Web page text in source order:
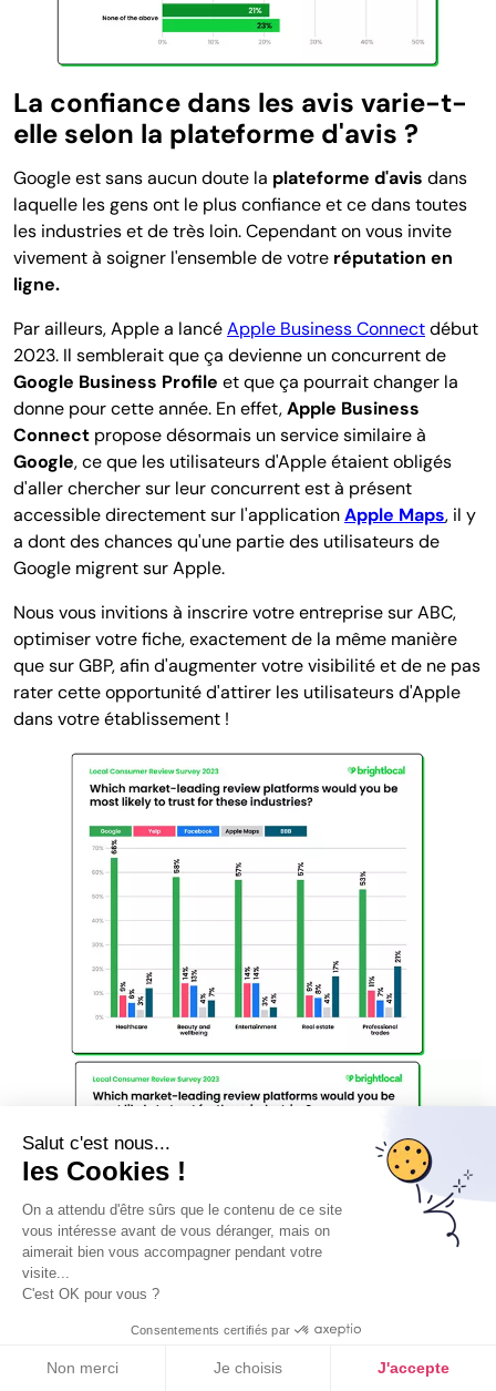
Salut c'est nous...
les Cookies !
On a attendu d'être sûrs que le contenu de ce site
vous intéresse avant de vous déranger, mais on
aimerait bien vous accompagner pendant votre
visite...
C'est OK pour vous ?
Consentements certifiés par
Non merci Je choisis J'accepte
La confiance dans les avis varie-t-
elle selon la plateforme d'avis ?
Google est sans aucun doute la plateforme d'avis dans
laquelle les gens ont le plus confiance et ce dans toutes
les industries et de très loin. Cependant on vous invite
vivement à soigner l'ensemble de votre réputation en
ligne.
Par ailleurs, Apple a lancéApple Business Connectdébut
2023. Il semblerait que ça devienne un concurrent de
Google Business Profile et que ça pourrait changer la
donne pour cette année. En effet,Apple Business
Connect propose désormais un service similaire à
Google, ce que les utilisateurs d'Apple étaient obligés
d'aller chercher sur leur concurrent est à présent
accessible directement sur l'applicationApple Maps, il y
a dont des chances qu'une partie des utilisateurs de
Google migrent sur Apple.
Nous vous invitions à inscrire votre entreprise sur ABC,
optimiser votre fiche, exactement de la même manière
que sur GBP, afin d'augmenter votre visibilité et de ne pas
rater cette opportunité d'attirer les utilisateurs d'Apple
dans votre établissement !
Outil collecte avis
Découvrir Guest Suite